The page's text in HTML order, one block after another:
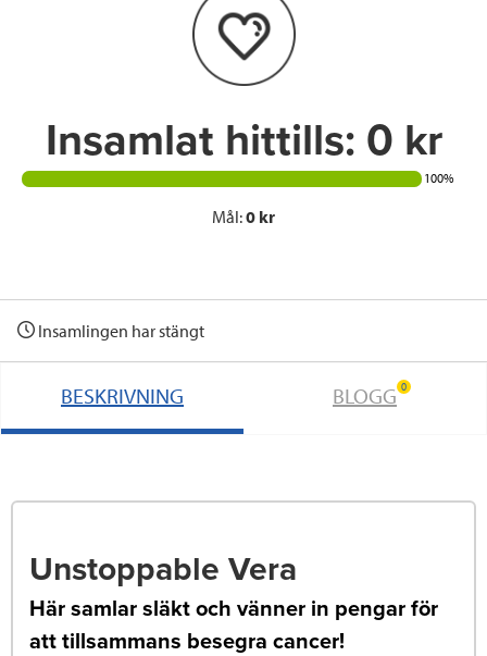
Insamlat hittills: 0 kr
100%
Mål:0 kr
Insamlingen har stängt
BESKRIVNING BLOGG 0
Unstoppable Vera
Här samlar släkt och vänner in pengar för
att tillsammans besegra cancer!